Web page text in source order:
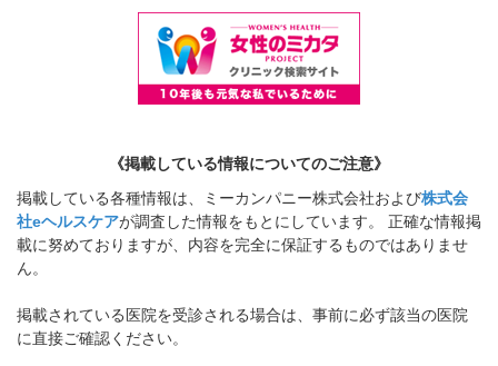
《掲載している情報についてのご注意》
掲載している各種情報は、ミーカンパニー株式会社および株式会
社eヘルスケアが調査した情報をもとにしています。 正確な情報掲
載に努めておりますが、内容を完全に保証するものではありませ
ん。
掲載されている医院を受診される場合は、事前に必ず該当の医院
に直接ご確認ください。